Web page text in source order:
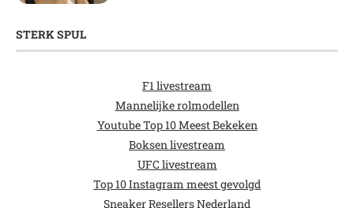
STERK SPUL
F1 livestream
Mannelijke rolmodellen
Youtube Top 10 Meest Bekeken
Boksen livestream
UFC livestream
Top 10 Instagram meest gevolgd
Sneaker Resellers Nederland